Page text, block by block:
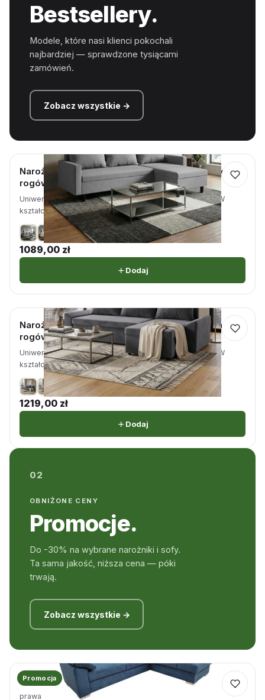
Bestsellery.
Modele, które nasi klienci pokochali
najbardziej — sprawdzone tysiącami
zamówień.
Zobacz wszystkie →
Narożnik z funkcją spania Opera szary rozkładana
rogówka
Uniwersalna - strona lewa/prawa zależna od montażu · W
kształcie litery L
+1
1089,00 zł
Dodaj
Narożnik z funkcją spania Aspen szary rozkładana
rogówka
Uniwersalna - strona lewa/prawa zależna od montażu · W
kształcie litery L · Szarości
+4
1219,00 zł
Dodaj
02
OBNIŻONE CENY
Promocje.
Do -30% na wybrane narożniki i sofy.
Ta sama jakość, niższa cena — póki
trwają.
Zobacz wszystkie →
Promocja
Narożnik Aradeo z funkcją spania
prawa